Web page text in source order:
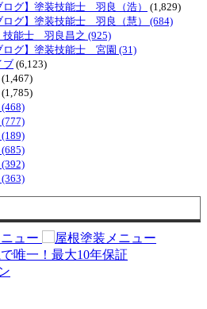
グ】塗装技能士 羽良（浩）
(1,829)
ログ】塗装技能士 羽良（慧） (684)
技能士 羽良昌之 (925)
ログ】塗装技能士 宮園 (31)
ブ (6,123)
(1,467)
(1,785)
(468)
(777)
(189)
(685)
(392)
(363)